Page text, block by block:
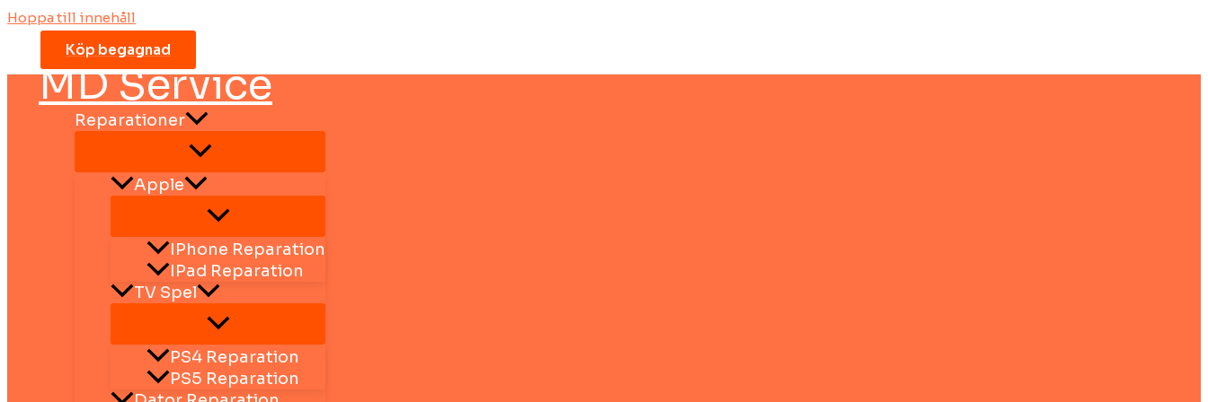
Hoppa till innehåll
Köp begagnad
MD Service
Reparationer
Apple
IPhone Reparation
IPad Reparation
TV Spel
PS4 Reparation
PS5 Reparation